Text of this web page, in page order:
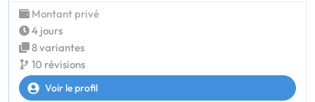
Montant privé
4 jours
8 variantes
10 révisions
Voir le profil